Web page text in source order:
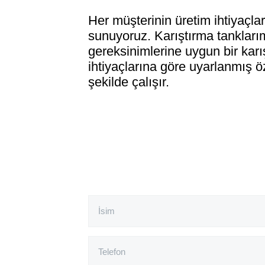
Her müşterinin üretim
sunuyoruz. Karıştırma
gereksinimlerine uygun bir
ihtiyaçlarına göre uyarlanmış
şekilde çalışır.